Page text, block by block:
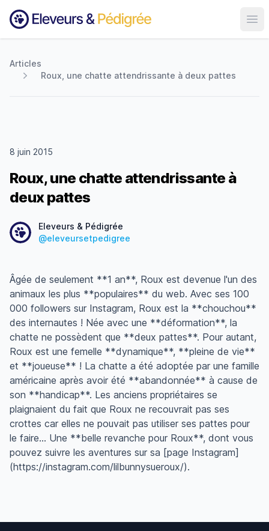
Articles
Roux, une chatte attendrissante à deux pattes
Roux, une chatte attendrissante à
deux pattes
8 juin 2015
Eleveurs & Pédigrée
@eleveursetpedigree
Âgée de seulement **1 an**, Roux est devenue l'un des
animaux les plus **populaires** du web. Avec ses 100
000 followers sur Instagram, Roux est la **chouchou**
des internautes ! Née avec une **déformation**, la
chatte ne possèdent que **deux pattes**. Pour autant,
Roux est une femelle **dynamique**, **pleine de vie**
et **joueuse** ! La chatte a été adoptée par une famille
américaine après avoir été **abandonnée** à cause de
son **handicap**. Les anciens propriétaires se
plaignaient du fait que Roux ne recouvrait pas ses
crottes car elles ne pouvait pas utiliser ses pattes pour
le faire... Une **belle revanche pour Roux**, dont vous
pouvez suivre les aventures sur sa [page Instagram]
(https://instagram.com/lilbunnysueroux/).